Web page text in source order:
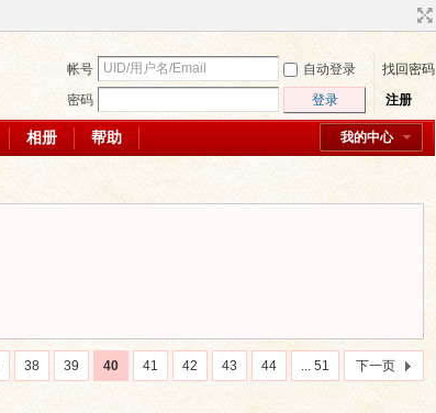
帐号 自动登录
找回密码
密码
登录 注册
我的中心
相册 帮助
38 39 40 41 42 43 44 ... 51 下一页